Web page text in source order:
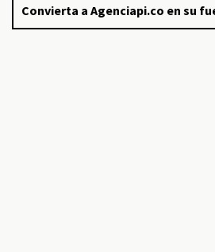
Convierta a Agenciapi.co en su